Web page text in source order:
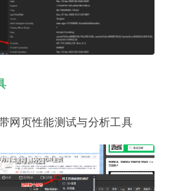
网页性能测试与分析工具